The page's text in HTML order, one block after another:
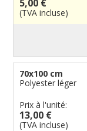
Régions reste
Provinces
Cantons
Drapeaux de
Français
Drapeaux
Drapeaux
Drapeaux
Fanions
Drapeaux à
Drapeaux
Drapeaux de
5,00 €
(TVA incluse)
70x100 cm
Polyester léger
Prix à l'unité:
13,00 €
(TVA incluse)